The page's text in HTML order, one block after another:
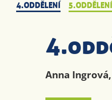
Anna
4.ODDĚLENÍ
5.ODDĚLENÍ